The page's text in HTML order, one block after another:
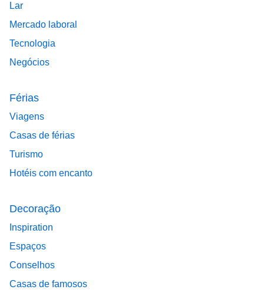
Lar
Mercado laboral
Tecnologia
Negócios
Férias
Viagens
Casas de férias
Turismo
Hotéis com encanto
Decoração
Inspiration
Espaços
Conselhos
Casas de famosos